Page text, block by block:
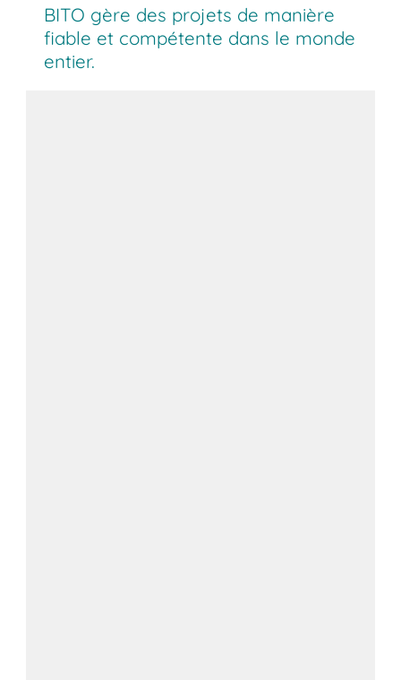
BITO gère des projets de manière
fiable et compétente dans le monde
entier.